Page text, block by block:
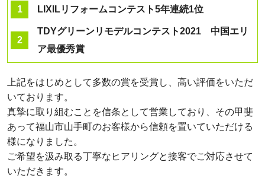
LIXILリフォームコンテスト5年連続1位
TDYグリーンリモデルコンテスト2021 中国エリ
ア最優秀賞
上記をはじめとして多数の賞を受賞し、高い評価をいただ
いております。
真摯に取り組むことを信条として営業しており、その甲斐
あって福山市山手町のお客様から信頼を置いていただける
様になりました。
ご希望を汲み取る丁寧なヒアリングと接客でご対応させて
いただきます。